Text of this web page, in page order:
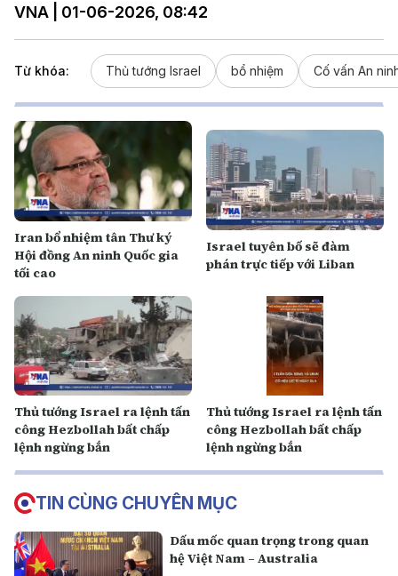
VNA | 01-06-2026, 08:42
Từ khóa: Thủ tướng Israel bổ nhiệm Cố vấn An
Iran bổ nhiệm tân Thư ký
Hội đồng An ninh Quốc gia
tối cao
Israel tuyên bố sẽ đàm
phán trực tiếp với Liban
Thủ tướng Israel ra lệnh tấn
công Hezbollah bất chấp
lệnh ngừng bắn
Thủ tướng Israel ra lệnh tấn
công Hezbollah bất chấp
lệnh ngừng bắn
TIN CÙNG CHUYÊN MỤC
Dấu mốc quan trọng trong quan
hệ Việt Nam – Australia